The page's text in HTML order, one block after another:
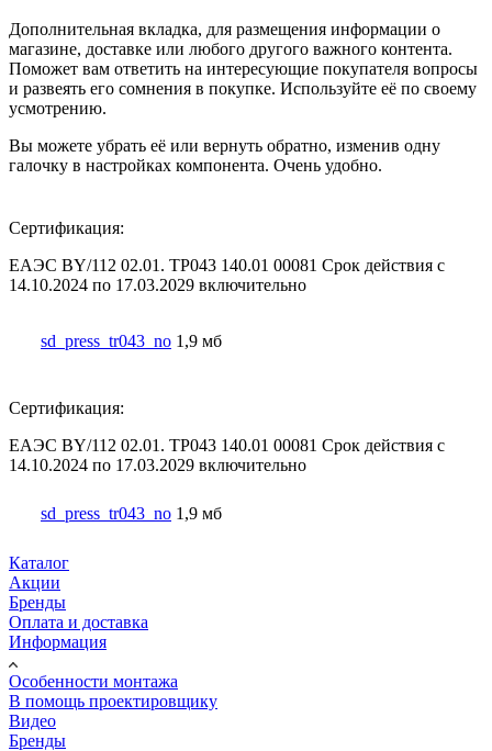
Дополнительная вкладка, для размещения информации о
магазине, доставке или любого другого важного контента.
Поможет вам ответить на интересующие покупателя вопросы
и развеять его сомнения в покупке. Используйте её по своему
усмотрению.
Вы можете убрать её или вернуть обратно, изменив одну
галочку в настройках компонента. Очень удобно.
Сертификация:
ЕАЭС BY/112 02.01. ТР043 140.01 00081 Срок действия с
14.10.2024 по 17.03.2029 включительно
sd_press_tr043_no 1,9 мб
Сертификация:
ЕАЭС BY/112 02.01. ТР043 140.01 00081 Срок действия с
14.10.2024 по 17.03.2029 включительно
sd_press_tr043_no 1,9 мб
Каталог
Акции
Бренды
Оплата и доставка
Информация
Особенности монтажа
В помощь проектировщику
Видео
Бренды